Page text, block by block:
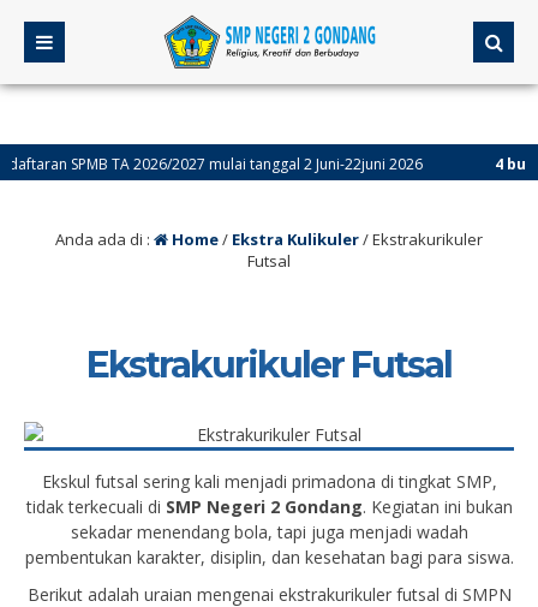
SPMB TA 2026/2027 mulai tanggal 2 Juni-22juni 2026 4 bulan
Anda ada di : Home/ Ekstra Kulikuler/Ekstrakurikuler
Futsal
Ekstrakurikuler Futsal
Ekskul futsal sering kali menjadi primadona di tingkat SMP,
tidak terkecuali di SMP Negeri 2 Gondang. Kegiatan ini bukan
sekadar menendang bola, tapi juga menjadi wadah
pembentukan karakter, disiplin, dan kesehatan bagi para siswa.
Berikut adalah uraian mengenai ekstrakurikuler futsal di SMPN